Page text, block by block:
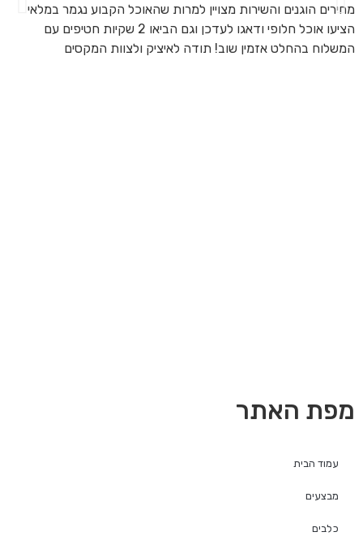
מחירים הוגנים והשירות מצויין למרות שהאוכל הקבוע נגמר במלאי
הציעו אוכל חלופי ודאגו לעדכן וגם הביאו 2 שקיות חטיפים עם
המשלוח בהחלט אזמין שוב! תודה לאיציק ולצוות המקסים
מפת האתר
עמוד הבית
מבצעים
כלבים